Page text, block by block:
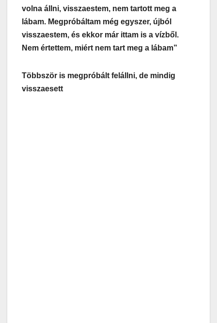
volna állni, visszaestem, nem tartott meg a
lábam. Megpróbáltam még egyszer, újból
visszaestem, és ekkor már ittam is a vízből.
Nem értettem, miért nem tart meg a lábam”
Többször is megpróbált felállni, de mindig
visszaesett